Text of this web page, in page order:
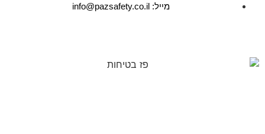
מייל: info@pazsafety.co.il